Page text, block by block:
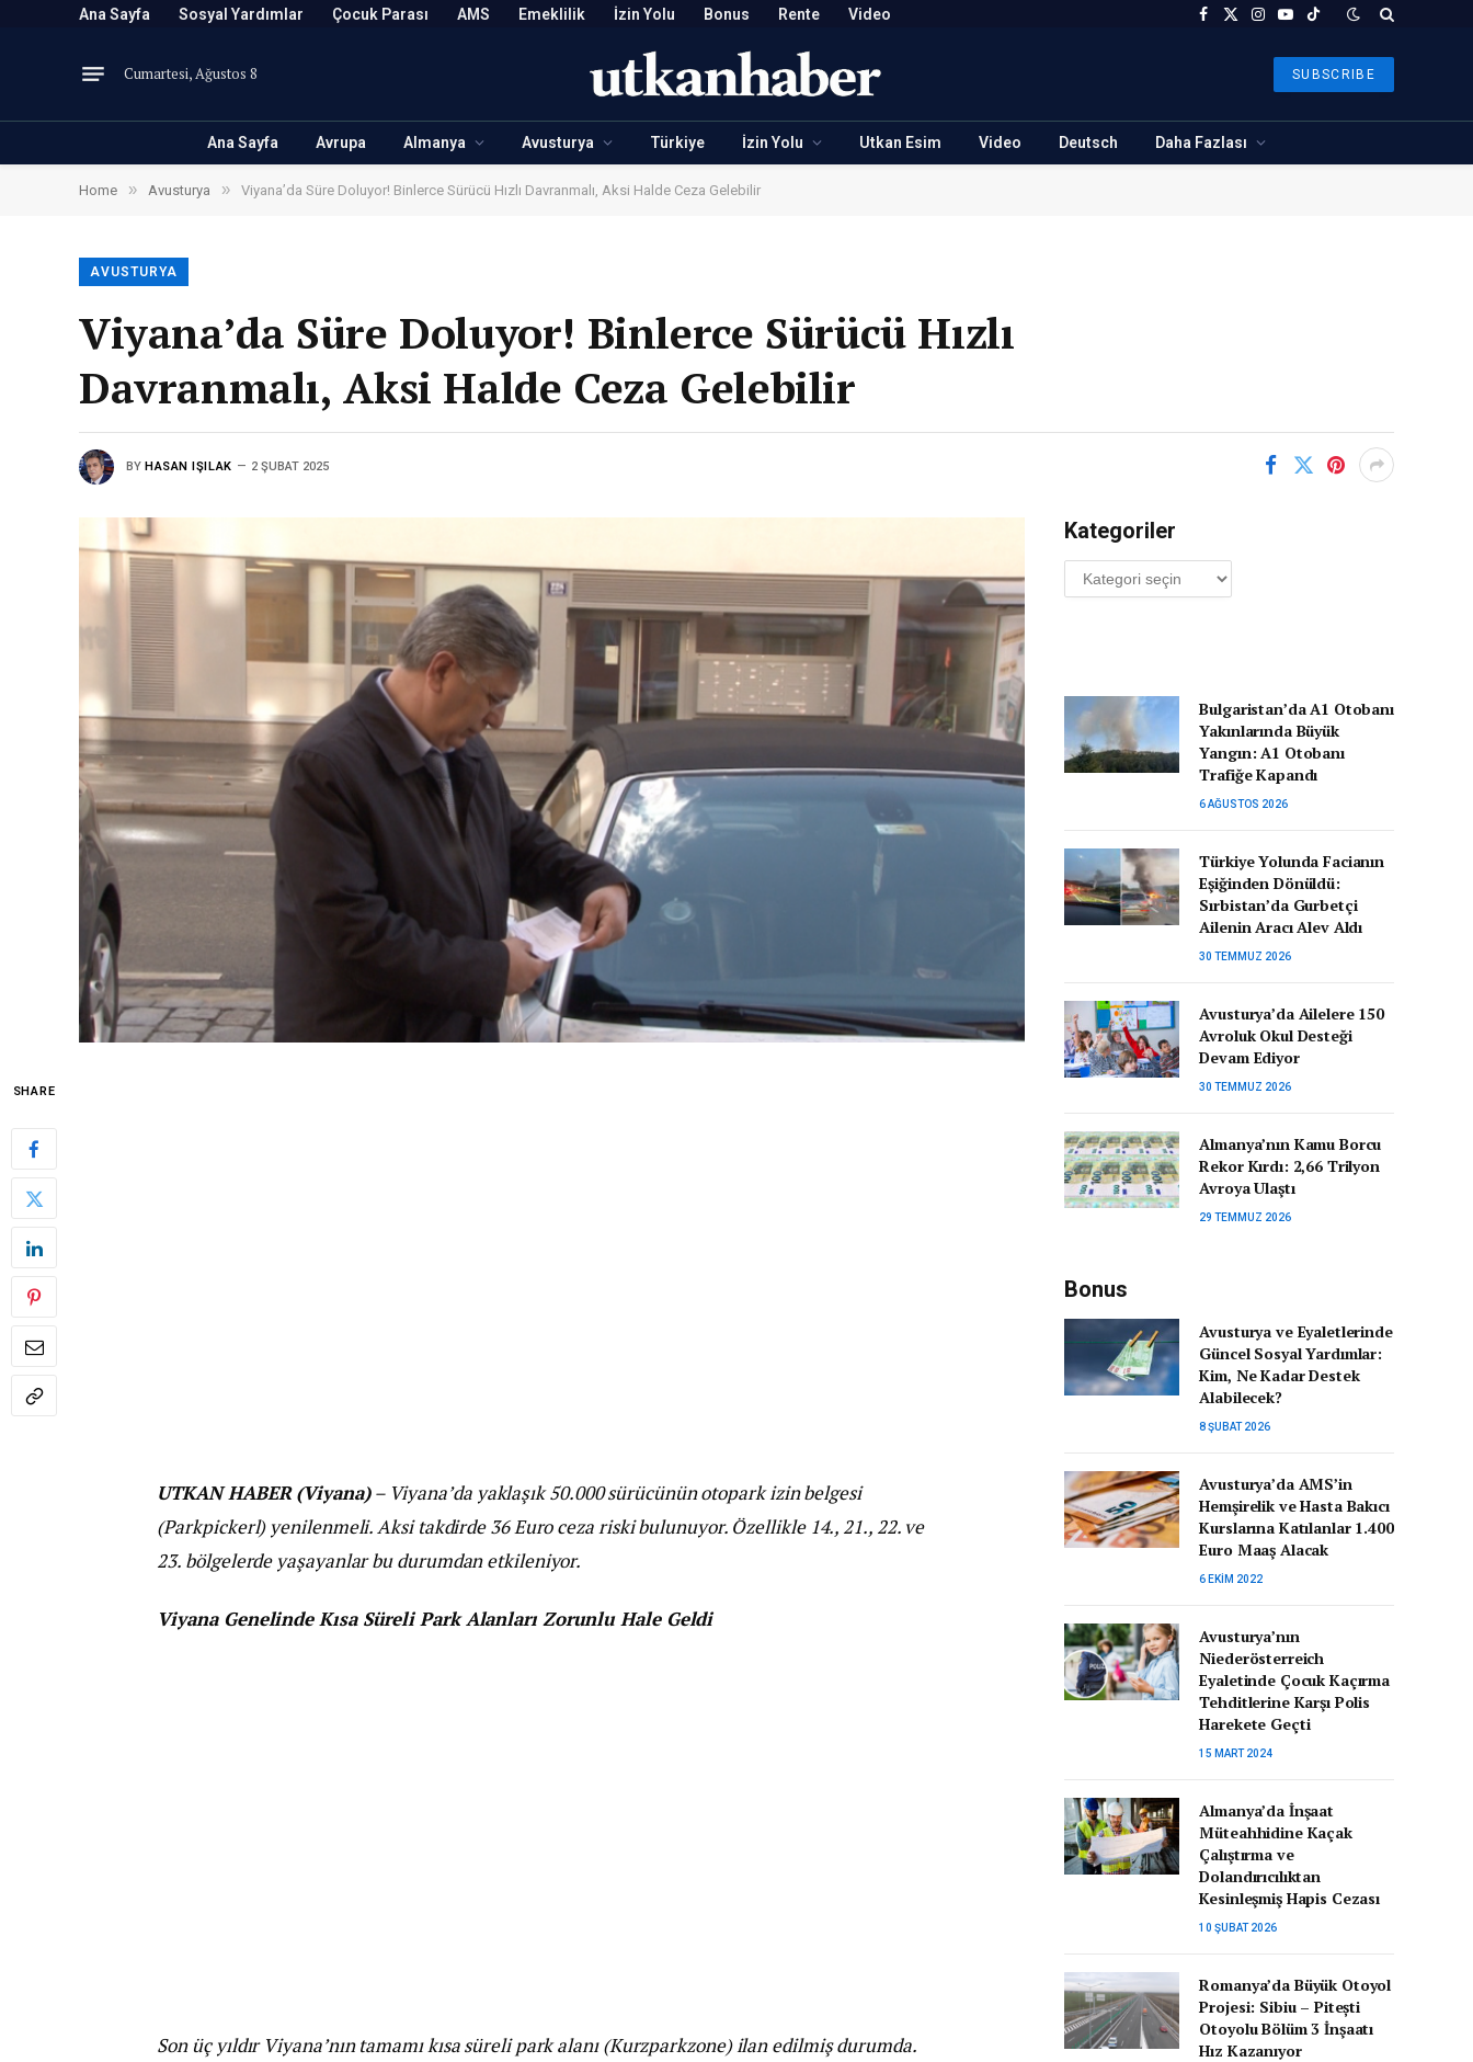
Ana Sayfa Sosyal Yardımlar Çocuk Parası AMS Emeklilik İzin Yolu Bonus Rente Video Facebook
X
Instagram
YouTubeTikTok
Cumartesi, Ağustos 8 SUBSCRIBE
Ana Sayfa Avrupa Almanya Avusturya Türkiye İzin Yolu Utkan Esim Video Deutsch Daha Fazlası
Home » Avusturya » Viyana’da Süre Doluyor! Binlerce Sürücü Hızlı Davranmalı, Aksi Halde Ceza Gelebilir
AVUSTURYA
Viyana’da Süre Doluyor! Binlerce Sürücü Hızlı
Davranmalı, Aksi Halde Ceza Gelebilir
BY HASAN IŞILAK 2 ŞUBAT 2025
SHARE
UTKAN HABER (Viyana)– Viyana’da yaklaşık 50.000 sürücünün otopark izin belgesi
(Parkpickerl) yenilenmeli. Aksi takdirde 36 Euro ceza riski bulunuyor. Özellikle 14., 21., 22. ve
23. bölgelerde yaşayanlar bu durumdan etkileniyor.
Viyana Genelinde Kısa Süreli Park Alanları Zorunlu Hale Geldi
Son üç yıldır Viyana’nın tamamı kısa süreli park alanı (Kurzparkzone) ilan edilmiş durumda.
Kategoriler
Kategoriler
Bulgaristan’da A1 Otobanı
Yakınlarında Büyük
Yangın: A1 Otobanı
Trafiğe Kapandı
6 AĞUSTOS 2026
Türkiye Yolunda Facianın
Eşiğinden Dönüldü:
Sırbistan’da Gurbetçi
Ailenin Aracı Alev Aldı
30 TEMMUZ 2026
Avusturya’da Ailelere 150
Avroluk Okul Desteği
Devam Ediyor
30 TEMMUZ 2026
Almanya’nın Kamu Borcu
Rekor Kırdı: 2,66 Trilyon
Avroya Ulaştı
29 TEMMUZ 2026
Bonus
Avusturya ve Eyaletlerinde
Güncel Sosyal Yardımlar:
Kim, Ne Kadar Destek
Alabilecek?
8 ŞUBAT 2026
Avusturya’da AMS’in
Hemşirelik ve Hasta Bakıcı
Kurslarına Katılanlar 1.400
Euro Maaş Alacak
6 EKIM 2022
Avusturya’nın
Niederösterreich
Eyaletinde Çocuk Kaçırma
Tehditlerine Karşı Polis
Harekete Geçti
15 MART 2024
Almanya’da İnşaat
Müteahhidine Kaçak
Çalıştırma ve
Dolandırıcılıktan
Kesinleşmiş Hapis Cezası
10 ŞUBAT 2026
Romanya’da Büyük Otoyol
Projesi: Sibiu – Pitești
Otoyolu Bölüm 3 İnşaatı
Hız Kazanıyor